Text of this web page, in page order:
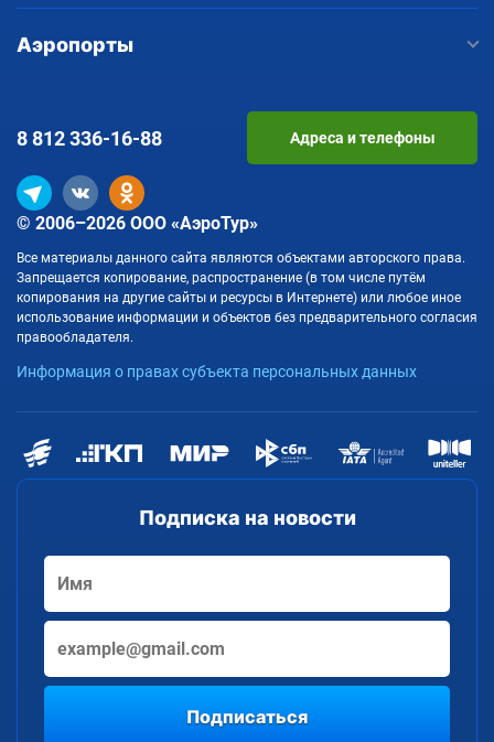
Аэропорты
Подписка на новости
Подписаться
© 2006–2026 ООО «АэроТур»
Все материалы данного сайта являются объектами авторского права.
Запрещается копирование, распространение (в том числе путём
копирования на другие сайты и ресурсы в Интернете) или любое иное
использование информации и объектов без предварительного согласия
правообладателя.
Информация о правах субъекта персональных данных
8 812336-16-88 Адреса и телефоны